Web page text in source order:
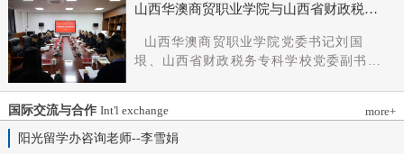
省委组织部干部六处、省委教育工委组织
领导班子成员、中层干部及教师代表参加
会议。
扬，国旗护卫队整齐着装、身姿挺拔、精
神抖擞，护送五星红旗庄严入场，鲜红的
旗帜在春日暖阳下熠熠生辉，彰显着华澳
学子赤诚的家国情怀与昂扬的精神风貌。
紧随其后，校旗方阵、彩旗方阵依次行
进，彩旗猎猎映晴空，灵动的步伐与明媚
景。全场师生肃立，升国旗、奏唱国歌。
山西华澳商贸职业学院与山西省财政税务
建和思想政治工作结对共建协议
山西华澳商贸职业学院党委书记刘国
垠、山西省财政税务专科学校党委副书记
院长白峰主持。签约仪式现场气氛庄重而
热烈。 山西省财政税务专科学校党委副
国际交流与合作 Int'l exchange
more+
阳光留学办咨询老师--李雪娟